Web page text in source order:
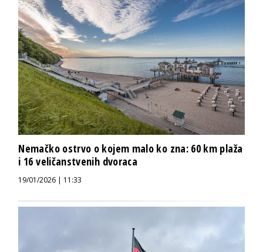
Nemačko ostrvo o kojem malo ko zna: 60 km plaža
i 16 veličanstvenih dvoraca
19/01/2026 | 11:33